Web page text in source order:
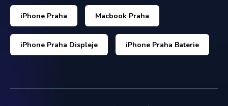
iPhone Praha Macbook Praha
iPhone Praha Displeje iPhone Praha Baterie